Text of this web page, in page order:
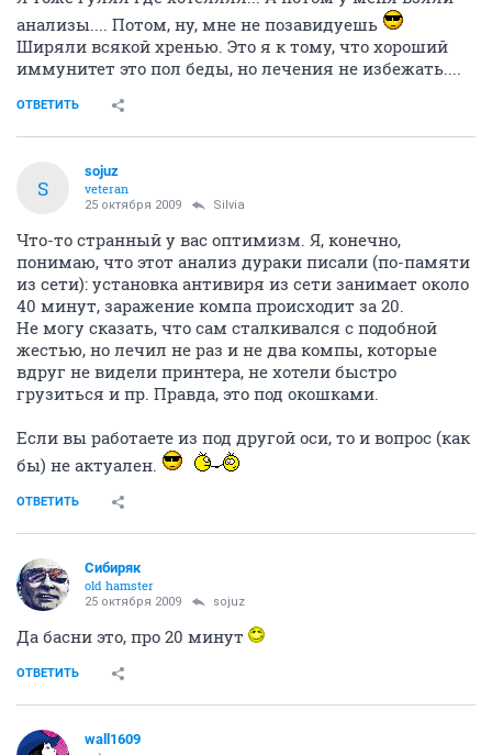
анализы.... Потом, ну, мне не позавидуешь
Ширяли всякой хренью. Это я к тому, что хороший
иммунитет это пол беды, но лечения не избежать....
ОТВЕТИТЬ
S
sojuz
veteran
25 октября 2009 Silvia
Что-то странный у вас оптимизм. Я, конечно,
понимаю, что этот анализ дураки писали (по-памяти
из сети): установка антивиря из сети занимает около
40 минут, заражение компа происходит за 20.
Не могу сказать, что сам сталкивался с подобной
жестью, но лечил не раз и не два компы, которые
вдруг не видели принтера, не хотели быстро
грузиться и пр. Правда, это под окошками.
Если вы работаете из под другой оси, то и вопрос (как
бы) не актуален.
ОТВЕТИТЬ
Сибиряк
old hamster
25 октября 2009 sojuz
Да басни это, про 20 минут
ОТВЕТИТЬ
wall1609